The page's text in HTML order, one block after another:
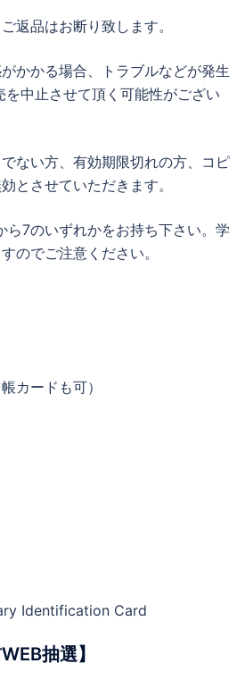
返品はお断り致します。
かかる場合、トラブルなどが発生
を中止させて頂く可能性がござい
ない方、有効期限切れの方、コピ
とさせていただきます。
ら7のいずれかをお持ち下さい。学
のでご注意ください。
カードも可）
Identification Card
抽選】